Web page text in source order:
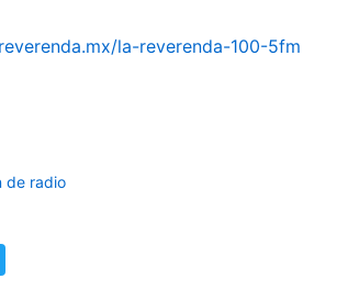
la-reverenda-100-5fm
de radio